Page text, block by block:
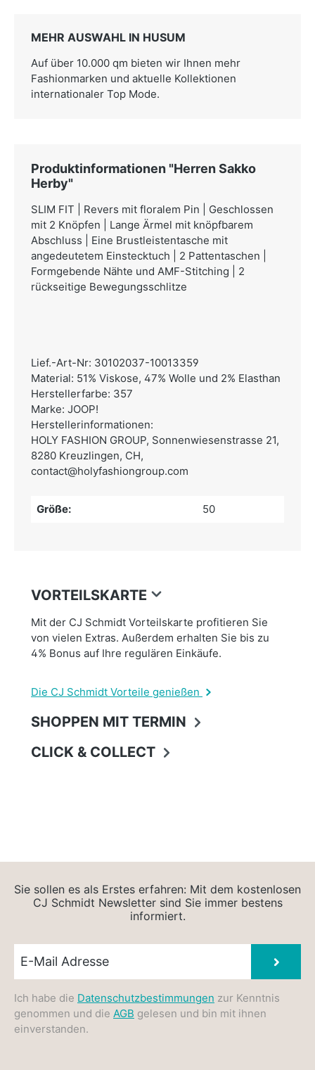
MEHR AUSWAHL IN HUSUM
Auf über 10.000 qm bieten wir Ihnen mehr
Fashionmarken und aktuelle Kollektionen
internationaler Top Mode.
Produktinformationen "Herren Sakko
Herby"
SLIM FIT | Revers mit floralem Pin | Geschlossen
mit 2 Knöpfen | Lange Ärmel mit knöpfbarem
Abschluss | Eine Brustleistentasche mit
angedeutetem Einstecktuch | 2 Pattentaschen |
Formgebende Nähte und AMF-Stitching | 2
rückseitige Bewegungsschlitze
Lief.-Art-Nr: 30102037-10013359
Material: 51% Viskose, 47% Wolle und 2% Elasthan
Herstellerfarbe: 357
Marke: JOOP!
Herstellerinformationen:
HOLY FASHION GROUP, Sonnenwiesenstrasse 21,
8280 Kreuzlingen, CH,
contact@holyfashiongroup.com
Größe: 50
VORTEILSKARTE
Mit der CJ Schmidt Vorteilskarte profitieren Sie
von vielen Extras. Außerdem erhalten Sie bis zu
4% Bonus auf Ihre regulären Einkäufe.
Die CJ Schmidt Vorteile genießen
SHOPPEN MIT TERMIN
CLICK & COLLECT
Sie sollen es als Erstes erfahren: Mit dem kostenlosen
CJ Schmidt Newsletter sind Sie immer bestens
informiert.
Ich habe die Datenschutzbestimmungen zur Kenntnis
genommen und die AGB gelesen und bin mit ihnen
einverstanden.